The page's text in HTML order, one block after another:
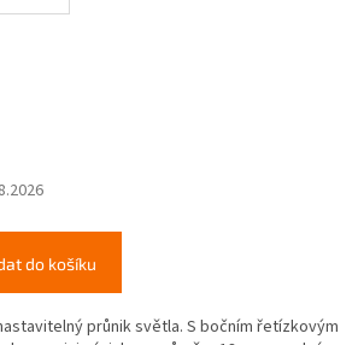
do košíku
průnik světla. S bočním řetízkovým